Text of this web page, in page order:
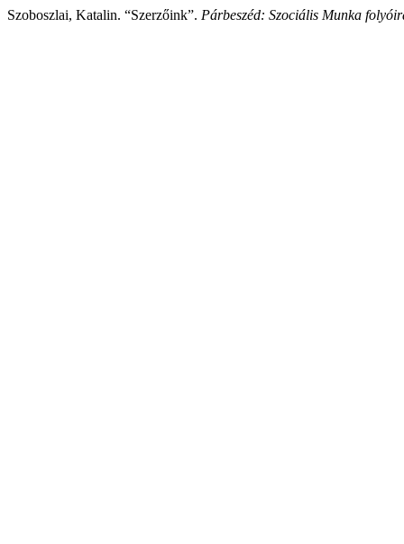
Szoboszlai, Katalin. “Szerzőink”. Párbeszéd: Szociális Munka